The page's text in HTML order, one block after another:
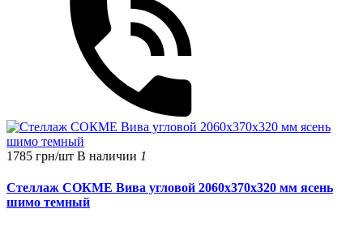
1785 грн/шт В наличии 1
Стеллаж СОКМЕ Вива угловой 2060х370х320 мм ясень
шимо темный